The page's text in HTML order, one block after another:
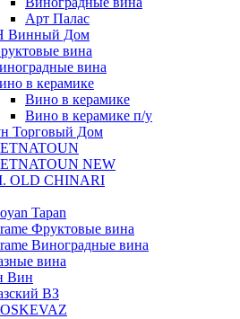
Арт Палас
Дом
вина
вина
в керамике
Вино в керамике
Вино в керамике п/у
Торговый Дом
NEW
OLD CHINARI
Tapan
Фруктовые вина
Виноградные вина
вина
Вин
ВЗ